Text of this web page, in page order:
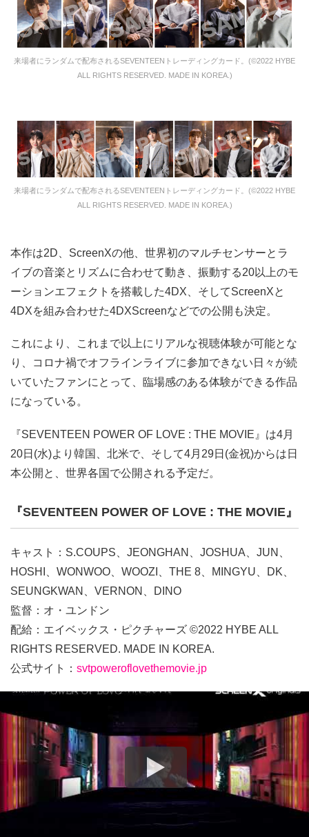
来場者にランダムで配布されるSEVENTEENトレーディングカード。(©2022 HYBE
ALL RIGHTS RESERVED. MADE IN KOREA.)
来場者にランダムで配布されるSEVENTEENトレーディングカード。(©2022 HYBE
ALL RIGHTS RESERVED. MADE IN KOREA.)
本作は2D、ScreenXの他、世界初のマルチセンサーとラ
イブの音楽とリズムに合わせて動き、振動する20以上のモ
ーションエフェクトを搭載した4DX、そしてScreenXと
4DXを組み合わせた4DXScreenなどでの公開も決定。
これにより、これまで以上にリアルな視聴体験が可能とな
り、コロナ禍でオフラインライブに参加できない日々が続
いていたファンにとって、臨場感のある体験ができる作品
になっている。
『SEVENTEEN POWER OF LOVE : THE MOVIE』は4月
20日(水)より韓国、北米で、そして4月29日(金祝)からは日
本公開と、世界各国で公開される予定だ。
『SEVENTEEN POWER OF LOVE : THE MOVIE』
キャスト：S.COUPS、JEONGHAN、JOSHUA、JUN、
HOSHI、WONWOO、WOOZI、THE 8、MINGYU、DK、
SEUNGKWAN、VERNON、DINO
監督：オ・ユンドン
配給：エイベックス・ピクチャーズ ©2022 HYBE ALL
RIGHTS RESERVED. MADE IN KOREA.
公式サイト： svtpoweroflovethemovie.jp